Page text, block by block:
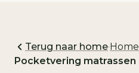
Terug naar home·Home
Pocketvering matrassen